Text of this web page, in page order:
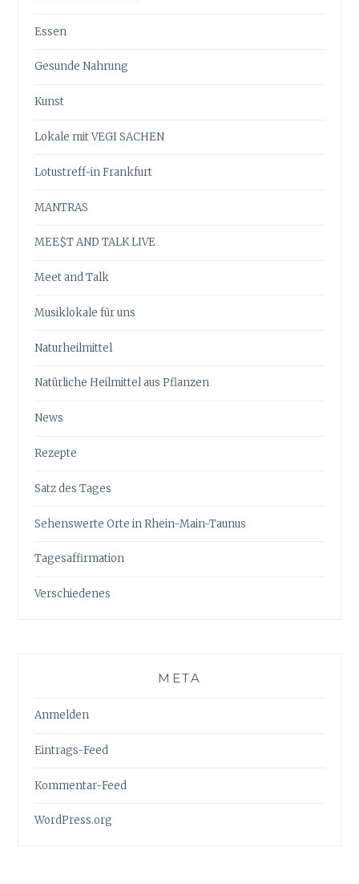
Essen
Gesunde Nahrung
Kunst
Lokale mit VEGI SACHEN
Lotustreff-in Frankfurt
MANTRAS
MEE$T AND TALK LIVE
Meet and Talk
Musiklokale für uns
Naturheilmittel
Natürliche Heilmittel aus Pflanzen
News
Rezepte
Satz des Tages
Sehenswerte Orte in Rhein-Main-Taunus
Tagesaffirmation
Verschiedenes
META
Anmelden
Eintrags-Feed
Kommentar-Feed
WordPress.org